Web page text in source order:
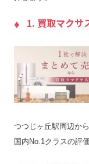
1. 買取マクサ
つつじヶ丘駅周辺か
国内No.1クラスの評